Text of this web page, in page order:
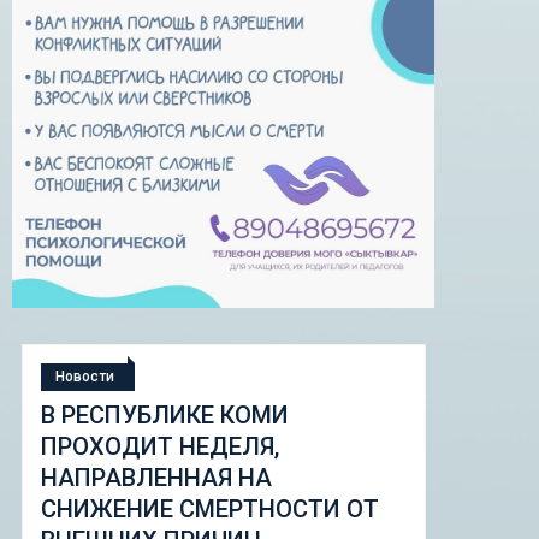
КОМИ
НА
ОТ
СТУДЕНЧЕСКАЯ
«ШКОЛА ГОРОДСКИХ
ИЗМЕНЕНИЙ:
НАБОР ИНСТРУМЕНТОВ